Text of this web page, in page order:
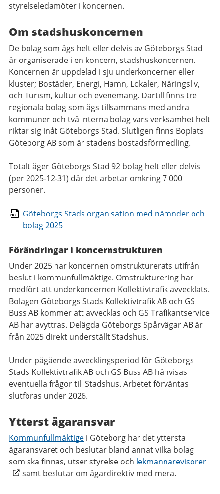
styrelseledamöter i koncernen.
Om stadshuskoncernen
De bolag som ägs helt eller delvis av Göteborgs Stad
är organiserade i en koncern, stadshuskoncernen.
Koncernen är uppdelad i sju underkoncerner eller
kluster; Bostäder, Energi, Hamn, Lokaler, Näringsliv,
och Turism, kultur och evenemang. Därtill finns tre
regionala bolag som ägs tillsammans med andra
kommuner och två interna bolag vars verksamhet helt
riktar sig inåt Göteborgs Stad. Slutligen finns Boplats
Göteborg AB som är stadens bostadsförmedling.
Totalt äger Göteborgs Stad 92 bolag helt eller delvis
(per 2025-12-31) där det arbetar omkring 7 000
personer.
Göteborgs Stads organisation med nämnder och
bolag 2025
Förändringar i koncernstrukturen
Under 2025 har koncernen omstrukturerats utifrån
beslut i kommunfullmäktige. Omstrukturering har
medfört att underkoncernen Kollektivtrafik avvecklats.
Bolagen Göteborgs Stads Kollektivtrafik AB och GS
Buss AB kommer att avvecklas och GS Trafikantservice
AB har avyttras. Delägda Göteborgs Spårvägar AB är
från 2025 direkt underställt Stadshus.
Under pågående avvecklingsperiod för Göteborgs
Stads Kollektivtrafik AB och GS Buss AB hänvisas
eventuella frågor till Stadshus. Arbetet förväntas
slutföras under 2026.
Ytterst ägaransvar
Kommunfullmäktige i Göteborg har det yttersta
ägaransvaret och beslutar bland annat vilka bolag
som ska finnas, utser styrelse och lekmannarevisorer
samt beslutar om ägardirektiv med mera.